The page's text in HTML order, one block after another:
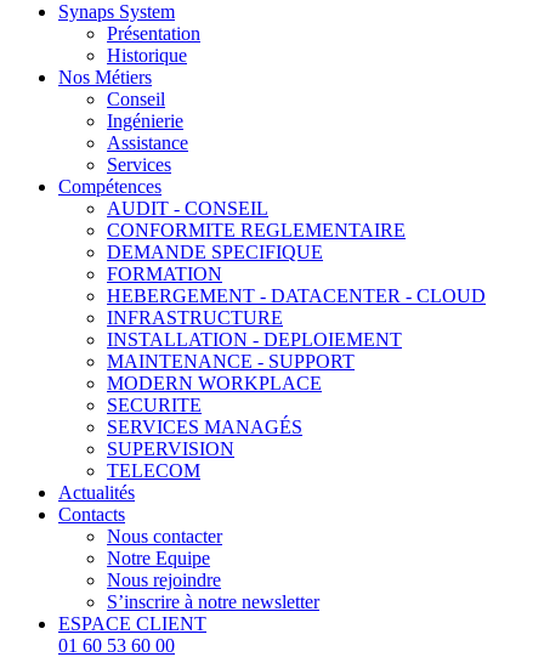
Synaps System
Présentation
Historique
Nos Métiers
Conseil
Ingénierie
Assistance
Services
Compétences
AUDIT - CONSEIL
CONFORMITE REGLEMENTAIRE
DEMANDE SPECIFIQUE
FORMATION
HEBERGEMENT - DATACENTER - CLOUD
INFRASTRUCTURE
INSTALLATION - DEPLOIEMENT
MAINTENANCE - SUPPORT
MODERN WORKPLACE
SECURITE
SERVICES MANAGÉS
SUPERVISION
TELECOM
Actualités
Contacts
Nous contacter
Notre Equipe
Nous rejoindre
S’inscrire à notre newsletter
ESPACE CLIENT
01 60 53 60 00